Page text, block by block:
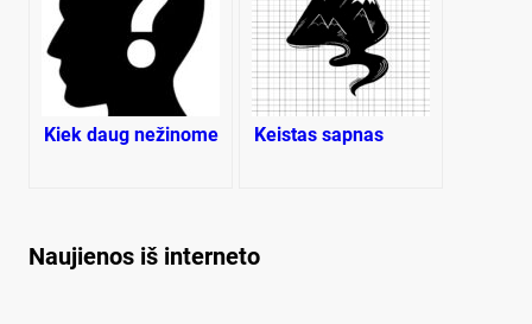
Kiek daug nežinome Keistas sapnas
Naujienos iš interneto